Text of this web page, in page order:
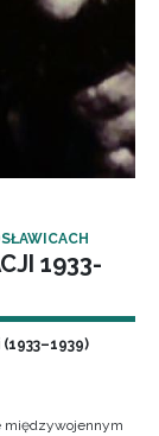
1933-
międzywojennym